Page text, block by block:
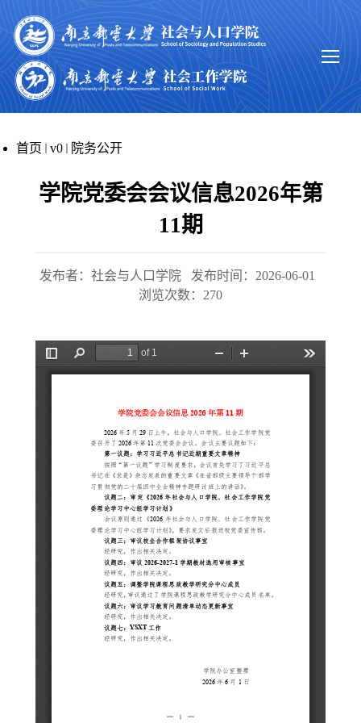
首页 v0 院务公开
学院党委会会议信息2026年第
11期
发布者：社会与人口学院
发布时间：2026-06-01
浏览次数： 270